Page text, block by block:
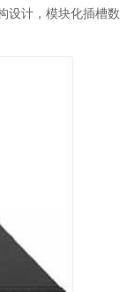
设计，模块化插槽数